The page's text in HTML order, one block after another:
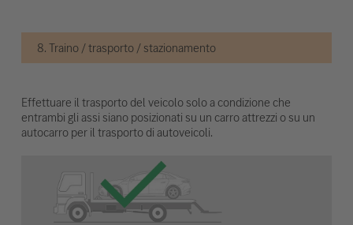
8. Traino / trasporto / stazionamento
Effettuare il trasporto del veicolo solo a condizione che
entrambi gli assi siano posizionati su un carro attrezzi o su un
autocarro per il trasporto di autoveicoli.